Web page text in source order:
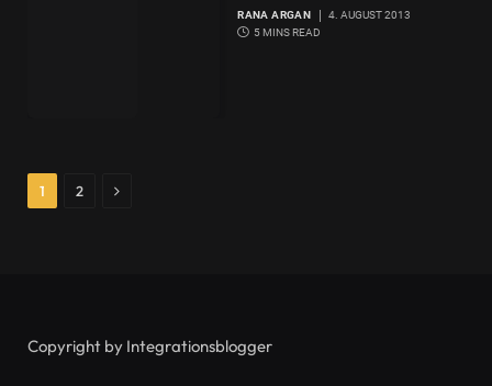
RANA ARGAN
4. AUGUST 2013
5 MINS READ
1 2 Next
Copyright by Integrationsblogger